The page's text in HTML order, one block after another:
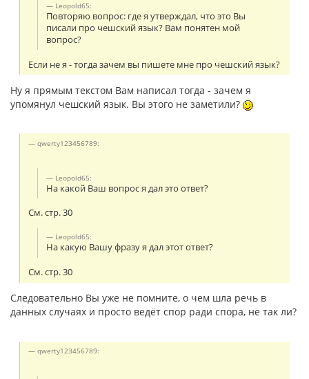
Leopold65:
Повторяю вопрос: где я утверждал, что это Вы
писали про чешский язык? Вам понятен мой
вопрос?
Если не я - тогда зачем вы пишете мне про чешский язык?
Ну я прямым текстом Вам написал тогда - зачем я
упомянул чешский язык. Вы этого не заметили?
qwerty123456789:
Leopold65:
На какой Ваш вопрос я дал это ответ?
См. стр. 30
Leopold65:
На какую Вашу фразу я дал этот ответ?
См. стр. 30
Следовательно Вы уже не помните, о чем шла речь в
данных случаях и просто ведёт спор ради спора, не так ли?
qwerty123456789: